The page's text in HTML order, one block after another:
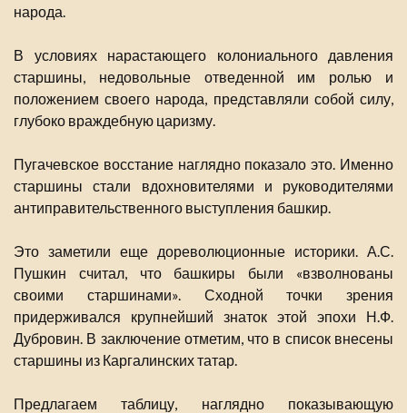
народа.
В условиях нарастающего колониального давления
старшины, недовольные отведенной им ролью и
положением своего народа, представляли собой силу,
глубоко враждебную царизму.
Пугачевское восстание наглядно показало это. Именно
старшины стали вдохновителями и руководителями
антиправительственного выступления башкир.
Это заметили еще дореволюционные историки. А.С.
Пушкин считал, что башкиры были «взволнованы
своими старшинами». Сходной точки зрения
придерживался крупнейший знаток этой эпохи Н.Ф.
Дубровин. В заключение отметим, что в список внесены
старшины из Каргалинских татар.
Предлагаем таблицу, наглядно показывающую